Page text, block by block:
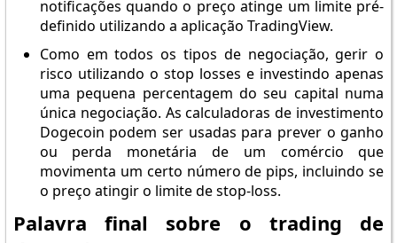
notificações quando o preço atinge um limite pré-
definido utilizando a aplicação TradingView.
Como em todos os tipos de negociação, gerir o
risco utilizando o stop losses e investindo apenas
uma pequena percentagem do seu capital numa
única negociação. As calculadoras de investimento
Dogecoin podem ser usadas para prever o ganho
ou perda monetária de um comércio que
movimenta um certo número de pips, incluindo se
o preço atingir o limite de stop-loss.
Palavra final sobre o trading de